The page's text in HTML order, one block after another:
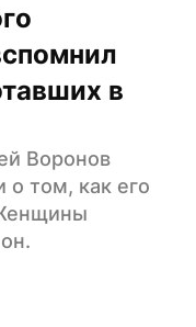
в
Воронов
о том, как его